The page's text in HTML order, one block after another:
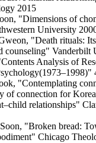
2015
"Dimensions of
University
"Death rituals:
counseling" Vanderbilt
Analysis of
"Contemplating
of connection for
relationships"
"Broken bread:
Chicago